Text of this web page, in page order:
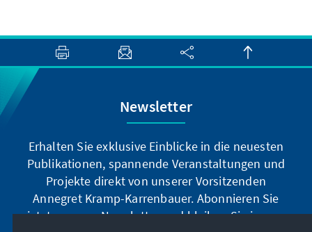
Newsletter
Erhalten Sie exklusive Einblicke in die neuesten
Publikationen, spannende Veranstaltungen und
Projekte direkt von unserer Vorsitzenden
Annegret Kramp-Karrenbauer. Abonnieren Sie
jetzt unseren Newsletter und bleiben Sie immer